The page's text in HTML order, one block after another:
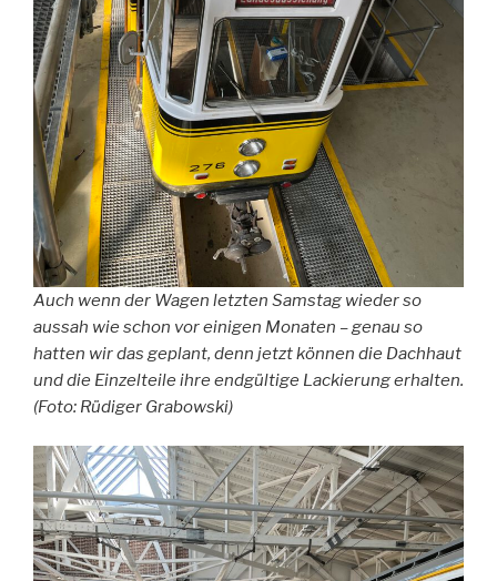
Auch wenn der Wagen letzten Samstag wieder so
aussah wie schon vor einigen Monaten – genau so
hatten wir das geplant, denn jetzt können die Dachhaut
und die Einzelteile ihre endgültige Lackierung erhalten.
(Foto: Rüdiger Grabowski)